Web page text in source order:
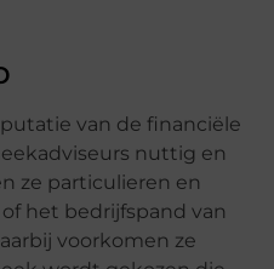
van de financiële
nuttig en
ze particulieren en
het bedrijfspand van
voorkomen ze